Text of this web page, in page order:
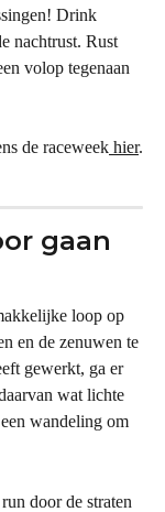
Drink
nachtrust. Rust
volop tegenaan
de raceweek hier.
gaan
loop op
en de zenuwen te
gewerkt, ga er
wat lichte
wandeling om
door de straten